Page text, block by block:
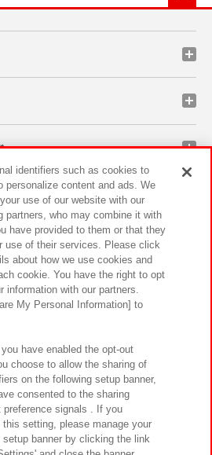
ン
テナビリティ サイトポリシー
ウェブアクセシビリティ方針と検証結果
もに
方針 よくあるご質問・お問い合わせ
identifiers such as cookies to
personalize content and ads. We
use of our website with our
partners, who may combine it with
have provided to them or that they
use of their services. Please click
about how we use cookies and
cookie. You have the right to opt
information with our partners.
My Personal Information] to
have enabled the opt-out
choose to allow the sharing of
on the following setup banner,
consented to the sharing
preference signals . If you
this setting, please manage your
banner by clicking the link